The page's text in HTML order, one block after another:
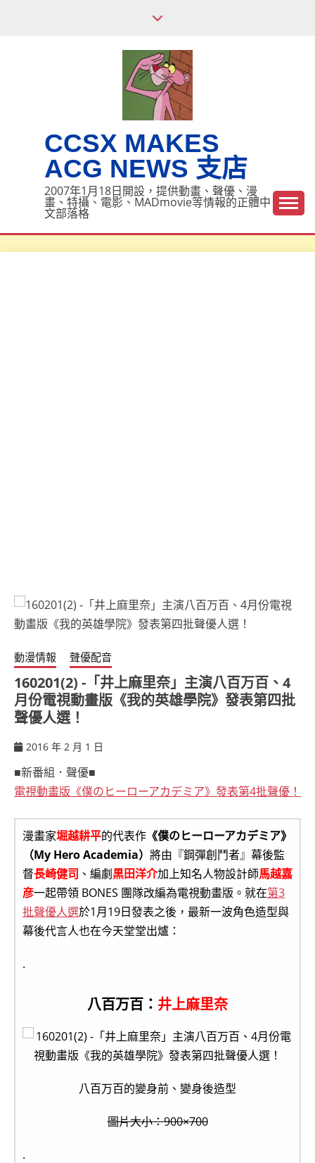
CCSX MAKES
ACG NEWS 支店
2007年1月18日開設，提供動畫、聲優、漫
畫、特攝、電影、MADmovie等情報的正體中
文部落格
動漫情報 聲優配音
160201(2) -「井上麻里奈」主演八百万百、4
月份電視動畫版《我的英雄學院》發表第四批
聲優人選！
2016 年 2 月 1 日
■新番組．聲優■
電視動畫版《僕のヒーローアカデミア》發表第4批聲優！
漫畫家堀越耕平的代表作 《僕のヒーローアカデミア》
（My Hero Academia） 將由『鋼彈創鬥者』幕後監
督長崎健司 、編劇黒田洋介加上知名人物設計師馬越嘉
彦一起帶領 BONES 團隊改編為電視動畫版。就在第3
批聲優人選於1月19日發表之後，最新一波角色造型與
幕後代言人也在今天堂堂出爐：
.
八百万百： 井上麻里奈
八百万百的變身前、變身後造型
圖片大小：900×700
.